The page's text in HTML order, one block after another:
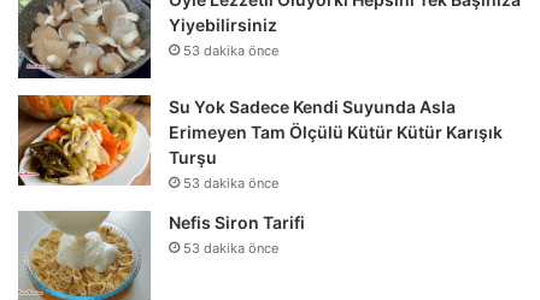
Yiyebilirsiniz
53 dakika önce
Su Yok Sadece Kendi Suyunda Asla
Erimeyen Tam Ölçülü Kütür Kütür Karışık
Turşu
53 dakika önce
Nefis Siron Tarifi
53 dakika önce